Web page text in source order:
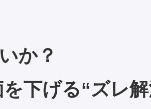
か？
下げる“ズレ